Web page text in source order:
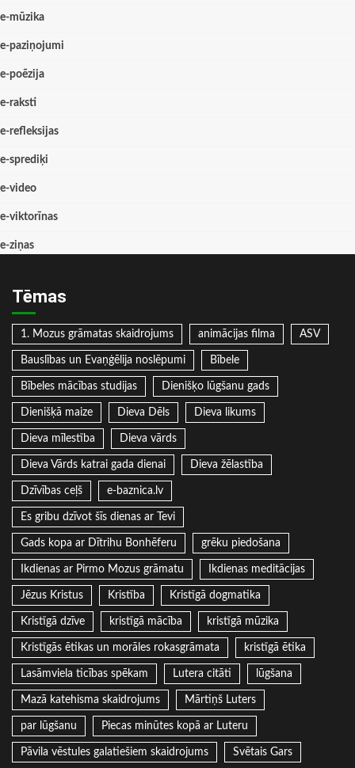
e-mūzika
e-paziņojumi
e-poēzija
e-raksti
e-refleksijas
e-sprediķi
e-video
e-viktorīnas
e-ziņas
Tēmas
1. Mozus grāmatas skaidrojums animācijas filma ASV
Bauslības un Evaņģēlija noslēpumi Bībele
Bībeles mācības studijas Dienišķo lūgšanu gads
Dienišķā maize Dieva Dēls Dieva likums
Dieva mīlestība Dieva vārds
Dieva Vārds katrai gada dienai Dieva žēlastība
Dzīvības ceļš e-baznica.lv
Es gribu dzīvot šīs dienas ar Tevi
Gads kopa ar Dītrihu Bonhēferu grēku piedošana
Ikdienas ar Pirmo Mozus grāmatu Ikdienas meditācijas
Jēzus Kristus Kristība Kristīgā dogmatika
Kristīgā dzīve kristīgā mācība kristīgā mūzika
Kristīgās ētikas un morāles rokasgrāmata kristīgā ētika
Lasāmviela ticības spēkam Lutera citāti lūgšana
Mazā katehisma skaidrojums Mārtiņš Luters
par lūgšanu Piecas minūtes kopā ar Luteru
Pāvila vēstules galatiešiem skaidrojums Svētais Gars